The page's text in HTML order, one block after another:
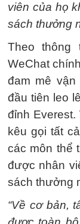
viên của họ
sách thưởng
Theo thông
WeChat
đam mê
đầu tiên leo
đỉnh
kêu gọi tất
các môn thể
được nhân
sách thưởng
“Về cơ bản,